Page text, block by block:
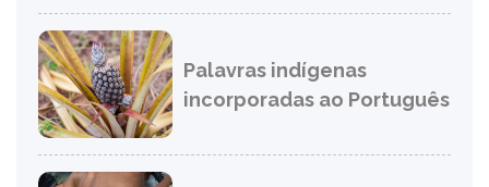
Palavras indígenas
incorporadas ao Português